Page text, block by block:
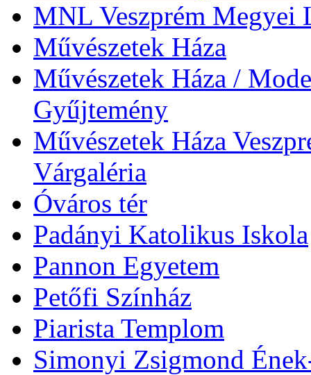
MNL Veszprém Megyei
Művészetek Háza
Művészetek Háza /
Gyűjtemény
Művészetek Háza
Várgaléria
Óváros tér
Padányi Katolikus Iskola
Pannon Egyetem
Petőfi Színház
Piarista Templom
Simonyi Zsigmond